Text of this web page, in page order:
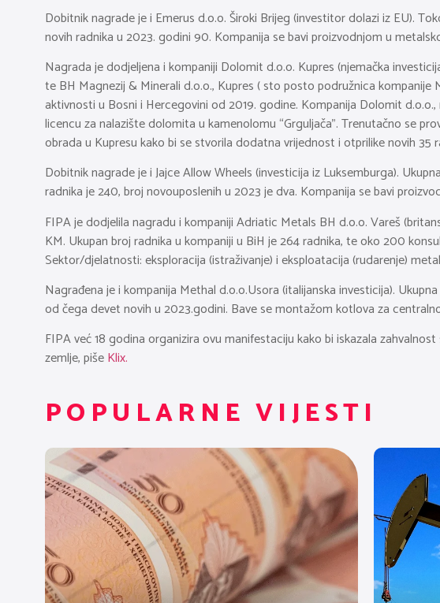
Dobitnik nagrade je i Emerus d.o.o. Široki Brijeg (investitor dolazi iz EU).
novih radnika u 2023. godini 90. Kompanija se bavi proizvodnjom u
Nagrada je dodjeljena i kompaniji Dolomit d.o.o. Kupres (njemačka
te BH Magnezij & Minerali d.o.o., Kupres ( sto posto podružnica
aktivnosti u Bosni i Hercegovini od 2019. godine. Kompanija Dolomit
licencu za nalazište dolomita u kamenolomu “Grguljača”. Trenutačno se
obrada u Kupresu kako bi se stvorila dodatna vrijednost i otprilike novih
Dobitnik nagrade je i Jajce Allow Wheels (investicija iz Luksemburga).
radnika je 240, broj novouposlenih u 2023 je dva. Kompanija se bavi
FIPA je dodjelila nagradu i kompaniji Adriatic Metals BH d.o.o. Vareš
KM. Ukupan broj radnika u kompaniji u BiH je 264 radnika, te oko 200
Sektor/djelatnosti: eksploracija (istraživanje) i eksploatacija (rudarenje)
Nagrađena je i kompanija Methal d.o.o.Usora (italijanska investicija).
od čega devet novih u 2023.godini. Bave se montažom kotlova za
FIPA već 18 godina organizira ovu manifestaciju kako bi iskazala
zemlje, pišeKlix.
POPULARNE VIJESTI